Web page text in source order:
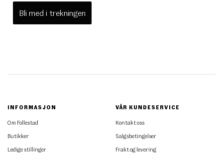
Bli med i trekningen
INFORMASJON
Om Follestad
Butikker
Ledige stillinger
VÅR KUNDESERVICE
Kontakt oss
Salgsbetingelser
Frakt og levering